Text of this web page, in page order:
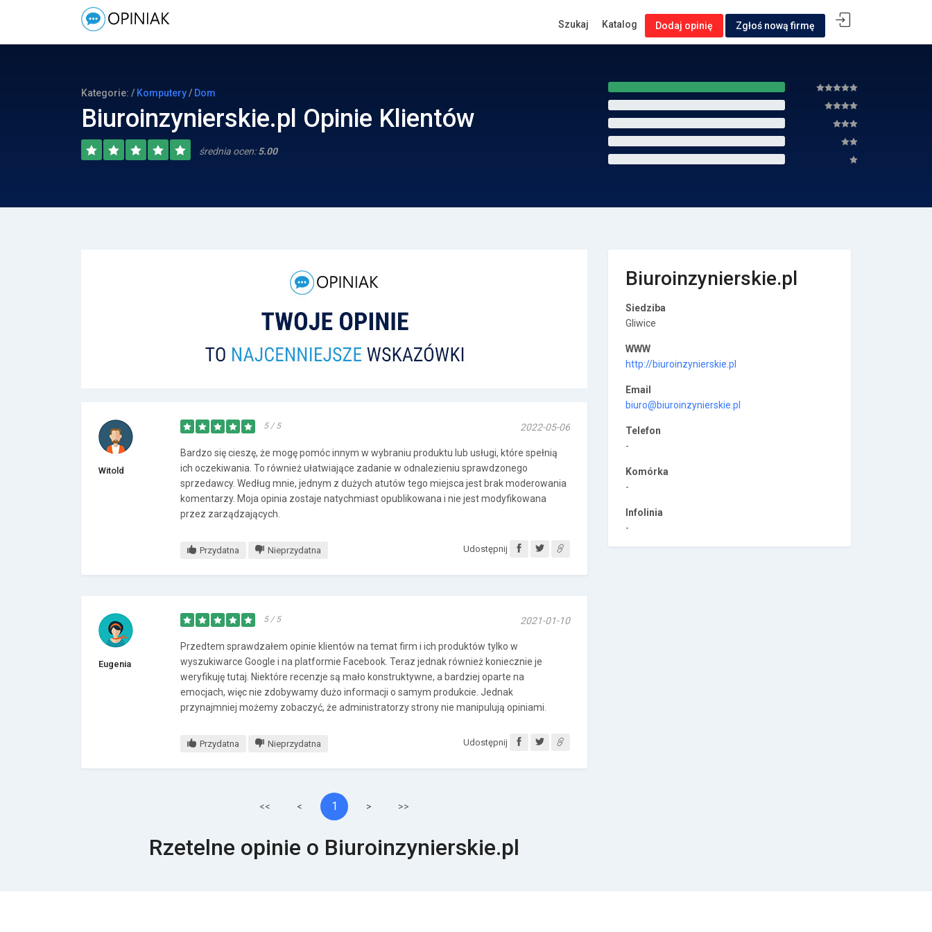
Kategorie: / Komputery/ Dom
Biuroinzynierskie.pl Opinie Klientów
średnia ocen:5.00
Witold
5 / 5 2022-05-06
Bardzo się cieszę, że mogę pomóc innym w wybraniu produktu lub usługi, które spełnią
ich oczekiwania. To również ułatwiające zadanie w odnalezieniu sprawdzonego
sprzedawcy. Według mnie, jednym z dużych atutów tego miejsca jest brak moderowania
komentarzy. Moja opinia zostaje natychmiast opublikowana i nie jest modyfikowana
przez zarządzających.
Przydatna Nieprzydatna Udostępnij
Eugenia
5 / 5 2021-01-10
Przedtem sprawdzałem opinie klientów na temat firm i ich produktów tylko w
wyszukiwarce Google i na platformie Facebook. Teraz jednak również koniecznie je
weryfikuję tutaj. Niektóre recenzje są mało konstruktywne, a bardziej oparte na
emocjach, więc nie zdobywamy dużo informacji o samym produkcie. Jednak
przynajmniej możemy zobaczyć, że administratorzy strony nie manipulują opiniami.
Przydatna Nieprzydatna Udostępnij
<< < 1 > >>
Rzetelne opinie o Biuroinzynierskie.pl
Biuroinzynierskie.pl
Siedziba
Gliwice
WWW
http://biuroinzynierskie.pl
Email
biuro@biuroinzynierskie.pl
Telefon
-
Komórka
-
Infolinia
-
Szukaj Katalog Dodaj opinię Zgłoś nową firmę